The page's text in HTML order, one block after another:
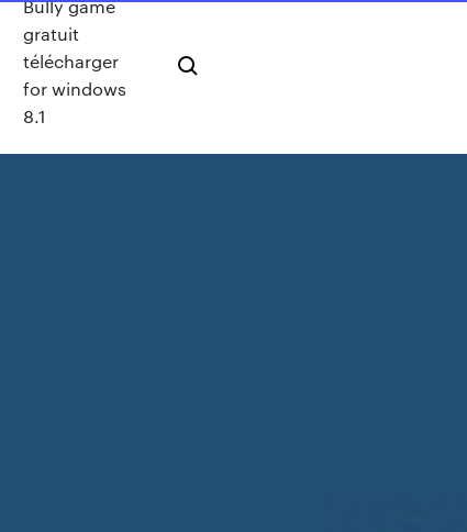
Bully game
gratuit
télécharger
for windows
8.1